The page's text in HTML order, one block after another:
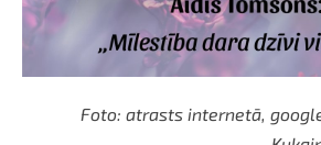
Foto: atrasts internetā,